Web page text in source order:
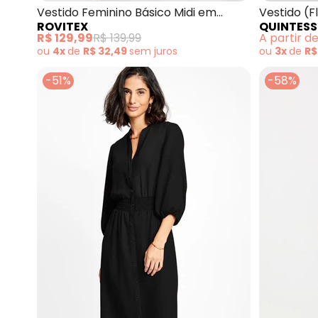
Vestido Feminino Básico Midi em
Ribana (Preto)
ROVITEX
R$ 129,99R$ 139,99
ou 4xde R$ 32,49sem juros
Vestido (Floral Liberty) em Tecido de
Poliéster
QUINTESS
A partir de
ou 3xde
-51% -58%